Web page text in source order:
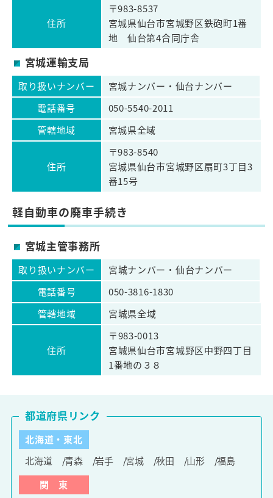
住所
〒983-8537
宮城県仙台市宮城野区鉄砲町1番
地 仙台第4合同庁舎
宮城運輸支局
取り扱いナンバー
宮城ナンバー・仙台ナンバー
電話番号
050-5540-2011
管轄地域
宮城県全域
住所
〒983-8540
宮城県仙台市宮城野区扇町3丁目3
番15号
軽自動車の廃車手続き
宮城主管事務所
取り扱いナンバー
宮城ナンバー・仙台ナンバー
電話番号
050-3816-1830
管轄地域
宮城県全域
住所
〒983-0013
宮城県仙台市宮城野区中野四丁目
1番地の３８
北海道・東北
北海道
青森 岩手 宮城 秋田 山形
福島
関 東
都道府県リンク